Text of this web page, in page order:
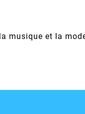
musique et la